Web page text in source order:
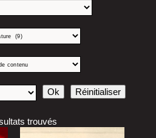
trouvés